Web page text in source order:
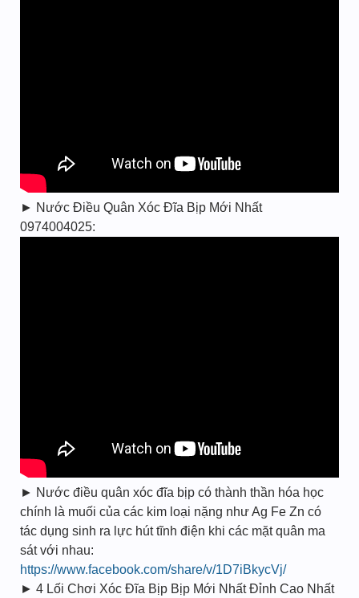
► Nước Điều Quân Xóc Đĩa Bịp Mới Nhất
0974004025:
► Nước điều quân xóc đĩa bịp có thành thần hóa học
chính là muối của các kim loại nặng như Ag Fe Zn có
tác dụng sinh ra lực hút tĩnh điện khi các mặt quân ma
sát với nhau:
https://www.facebook.com/share/v/1D7iBkycVj/
► 4 Lối Chơi Xóc Đĩa Bịp Bịp Mới Nhất Đỉnh Cao Nhất